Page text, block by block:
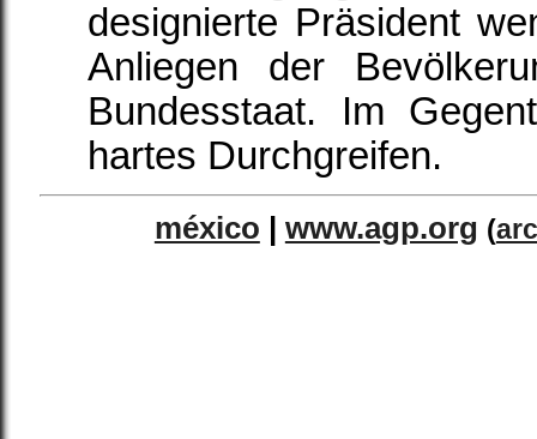
designierte Präsident
Anliegen der
Bundesstaat. Im
hartes Durchgreifen.
méxico | www.agp.org (